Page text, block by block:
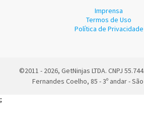
Imprensa
Termos de Uso
Política de Privacidade
©2011 - 2026, GetNinjas LTDA. CNPJ
Fernandes Coelho, 85 - 3º andar -
;